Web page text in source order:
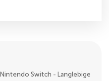
Switch - Langlebige